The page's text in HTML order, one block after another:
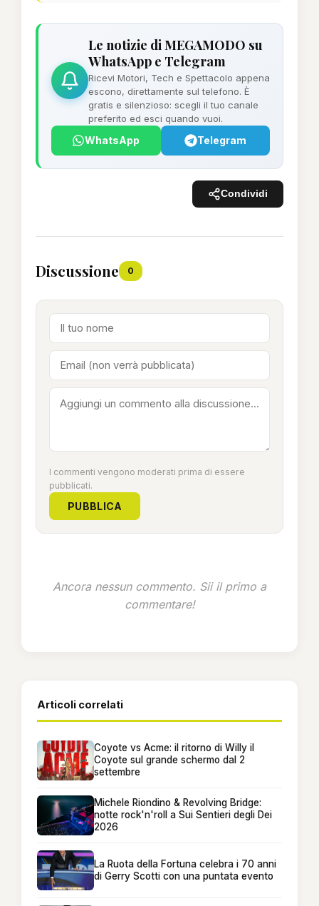
Le notizie di MEGAMODO su
WhatsApp e Telegram
Ricevi Motori, Tech e Spettacolo appena
escono, direttamente sul telefono. È
gratis e silenzioso: scegli il tuo canale
preferito ed esci quando vuoi.
WhatsApp Telegram
Condividi
Discussione 0
I commenti vengono moderati prima di essere
pubblicati.
PUBBLICA
Ancora nessun commento. Sii il primo a
commentare!
Articoli correlati
Coyote vs Acme: il ritorno di Willy il
Coyote sul grande schermo dal 2
settembre
Michele Riondino & Revolving Bridge:
notte rock'n'roll a Sui Sentieri degli Dei
2026
La Ruota della Fortuna celebra i 70 anni
di Gerry Scotti con una puntata evento